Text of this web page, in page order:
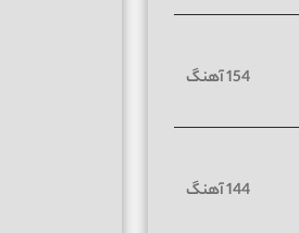
154 آهنگ
144 آهنگ